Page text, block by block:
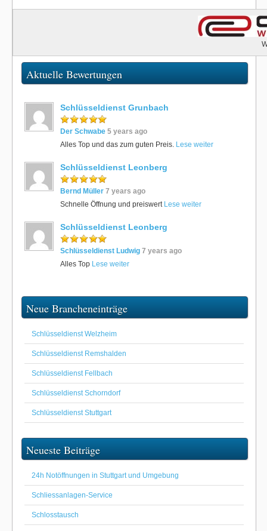
Aktuelle Bewertungen
Schlüsseldienst Grunbach
Der Schwabe 5 years ago
Alles Top und das zum guten Preis. Lese weiter
Schlüsseldienst Leonberg
Bernd Müller 7 years ago
Schnelle Öffnung und preiswert Lese weiter
Schlüsseldienst Leonberg
Schlüsseldienst Ludwig 7 years ago
Alles Top Lese weiter
Neue Brancheneinträge
Schlüsseldienst Welzheim
Schlüsseldienst Remshalden
Schlüsseldienst Fellbach
Schlüsseldienst Schorndorf
Schlüsseldienst Stuttgart
Neueste Beiträge
24h Notöffnungen in Stuttgart und Umgebung
Schliessanlagen-Service
Schlosstausch